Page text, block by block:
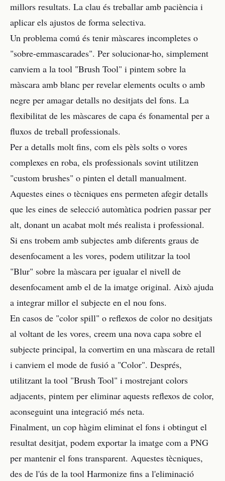
millors resultats. La clau és treballar amb paciència i
aplicar els ajustos de forma selectiva.
Un problema comú és tenir màscares incompletes o
"sobre-emmascarades". Per solucionar-ho, simplement
canviem a la tool "Brush Tool" i pintem sobre la
màscara amb blanc per revelar elements ocults o amb
negre per amagar detalls no desitjats del fons. La
flexibilitat de les màscares de capa és fonamental per a
fluxos de treball professionals.
Per a detalls molt fins, com els pèls solts o vores
complexes en roba, els professionals sovint utilitzen
"custom brushes" o pinten el detall manualment.
Aquestes eines o tècniques ens permeten afegir detalls
que les eines de selecció automàtica podrien passar per
alt, donant un acabat molt més realista i professional.
Si ens trobem amb subjectes amb diferents graus de
desenfocament a les vores, podem utilitzar la tool
"Blur" sobre la màscara per igualar el nivell de
desenfocament amb el de la imatge original. Això ajuda
a integrar millor el subjecte en el nou fons.
En casos de "color spill" o reflexos de color no desitjats
al voltant de les vores, creem una nova capa sobre el
subjecte principal, la convertim en una màscara de retall
i canviem el mode de fusió a "Color". Després,
utilitzant la tool "Brush Tool" i mostrejant colors
adjacents, pintem per eliminar aquests reflexos de color,
aconseguint una integració més neta.
Finalment, un cop hàgim eliminat el fons i obtingut el
resultat desitjat, podem exportar la imatge com a PNG
per mantenir el fons transparent. Aquestes tècniques,
des de l'ús de la tool Harmonize fins a l'eliminació